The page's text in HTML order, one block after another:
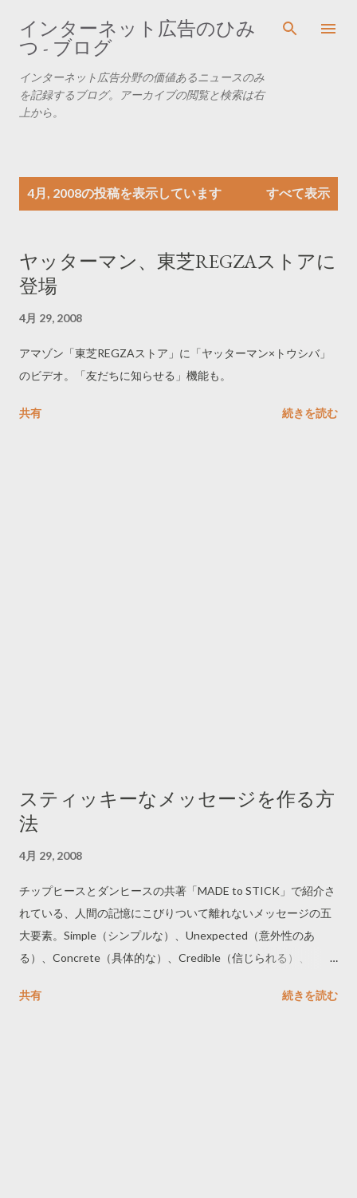
スキップしてメイン コンテンツに移動
インターネット広告のひみ
つ - ブログ
インターネット広告分野の価値あるニュースのみ
を記録するブログ。アーカイブの閲覧と検索は右
上から。
4月, 2008の投稿を表示しています すべて表示
ヤッターマン、東芝REGZAストアに
登場
4月 29, 2008
アマゾン「東芝REGZAストア」に「ヤッターマン×トウシバ」
のビデオ。「友だちに知らせる」機能も。
共有 続きを読む
スティッキーなメッセージを作る方
法
4月 29, 2008
チップヒースとダンヒースの共著「MADE to STICK」で紹介さ
れている、人間の記憶にこびりついて離れないメッセージの五
大要素。Simple（シンプルな）、Unexpected（意外性のあ
る）、Concrete（具体的な）、Credible（信じられる）、
頭文字をつなげると「SUCCESs」。 ------------------------------
共有 続きを読む